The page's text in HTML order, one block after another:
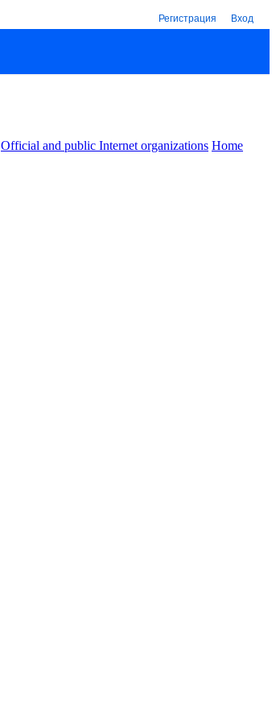
Регистрация Вход
Official and public Internet organizations Home